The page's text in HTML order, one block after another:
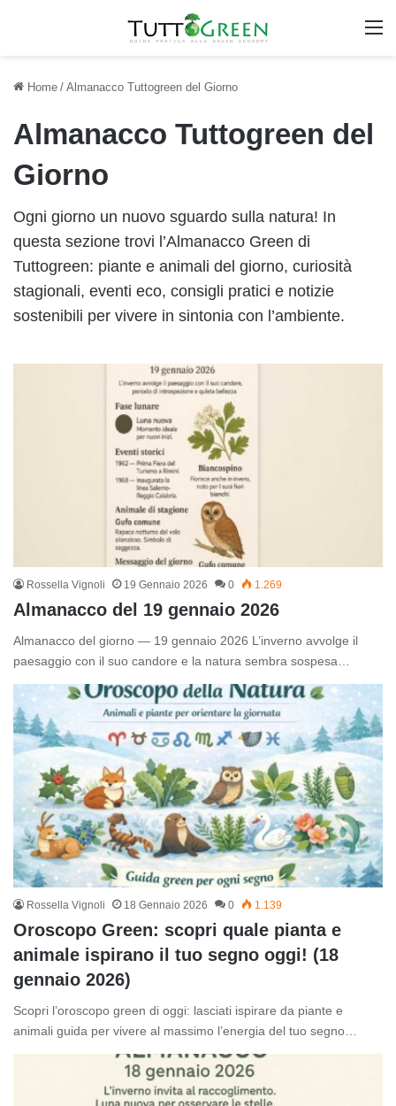
Home / Almanacco Tuttogreen del Giorno
Almanacco Tuttogreen del
Giorno
Ogni giorno un nuovo sguardo sulla natura! In
questa sezione trovi l’Almanacco Green di
Tuttogreen: piante e animali del giorno, curiosità
stagionali, eventi eco, consigli pratici e notizie
sostenibili per vivere in sintonia con l’ambiente.
Rossella Vignoli 19 Gennaio 2026 0 1.269
Almanacco del 19 gennaio 2026
Almanacco del giorno — 19 gennaio 2026 L’inverno avvolge il
paesaggio con il suo candore e la natura sembra sospesa…
Rossella Vignoli 18 Gennaio 2026 0 1.139
Oroscopo Green: scopri quale pianta e
animale ispirano il tuo segno oggi! (18
gennaio 2026)
Scopri l’oroscopo green di oggi: lasciati ispirare da piante e
animali guida per vivere al massimo l’energia del tuo segno…